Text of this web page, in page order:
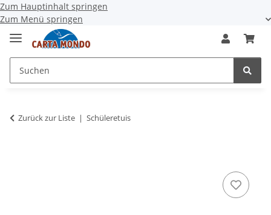
Zum Hauptinhalt springen
Zum Menü springen
Zurück zur Liste Schüleretuis